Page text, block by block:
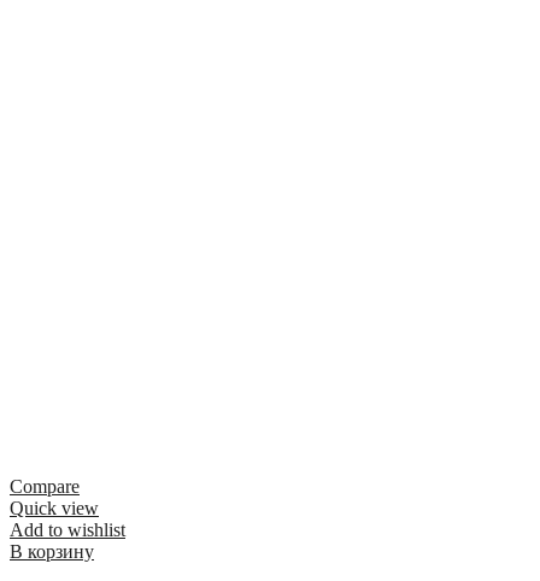
Compare
Quick view
Add to wishlist
В корзину